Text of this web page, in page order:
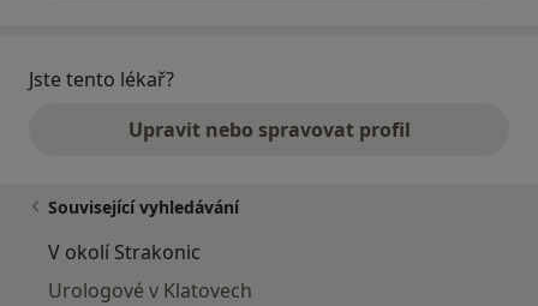
Jste tento lékař?
Upravit nebo spravovat profil
Související vyhledávání
V okolí Strakonic
Urologové v Klatovech